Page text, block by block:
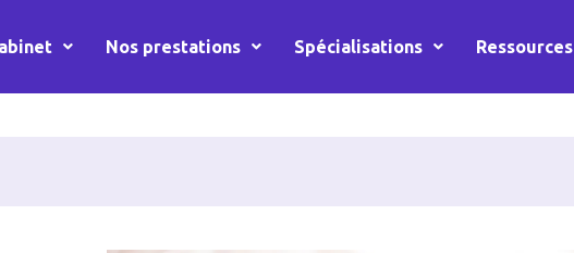
Nos prestations Spécialisations Ressources